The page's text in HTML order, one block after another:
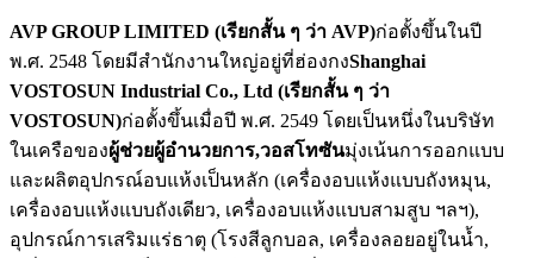
AVP GROUP LIMITED (เรียกสั้น ๆ ว่า AVP)ก่อตั้งขึ้นในปี
พ.ศ. 2548 โดยมีสำนักงานใหญ่อยู่ที่ฮ่องกงShanghai
VOSTOSUN Industrial Co., Ltd (เรียกสั้น ๆ ว่า
VOSTOSUN)ก่อตั้งขึ้นเมื่อปี พ.ศ. 2549 โดยเป็นหนึ่งในบริษัท
ในเครือของผู้ช่วยผู้อำนวยการ,วอสโทซันมุ่งเน้นการออกแบบ
และผลิตอุปกรณ์อบแห้งเป็นหลัก (เครื่องอบแห้งแบบถังหมุน,
เครื่องอบแห้งแบบถังเดียว, เครื่องอบแห้งแบบสามสูบ ฯลฯ),
อุปกรณ์การเสริมแร่ธาตุ (โรงสีลูกบอล, เครื่องลอยอยู่ในน้ำ,